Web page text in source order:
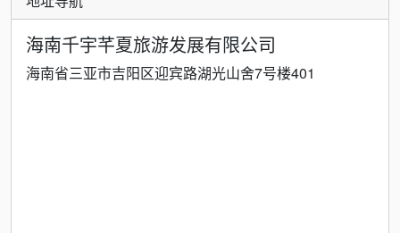
海南千宇芊夏旅游发展有限公司
海南省三亚市吉阳区迎宾路湖光山舍7号楼401